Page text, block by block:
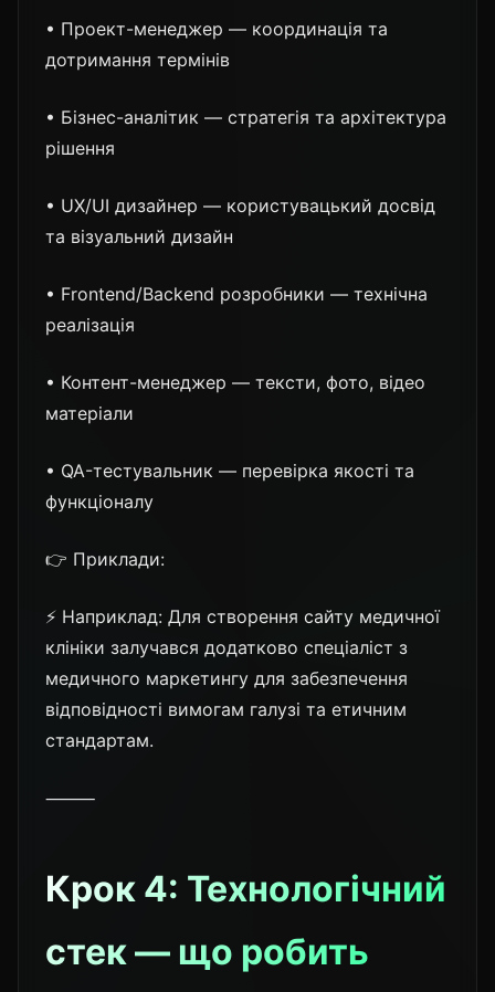
• Проект-менеджер — координація та
дотримання термінів
• Бізнес-аналітик — стратегія та архітектура
рішення
• UX/UI дизайнер — користувацький досвід
та візуальний дизайн
• Frontend/Backend розробники — технічна
реалізація
• Контент-менеджер — тексти, фото, відео
матеріали
• QA-тестувальник — перевірка якості та
функціоналу
👉 Приклади:
⚡ Наприклад: Для створення сайту медичної
клініки залучався додатково спеціаліст з
медичного маркетингу для забезпечення
відповідності вимогам галузі та етичним
стандартам.
⸻
Крок 4: Технологічний
стек — що робить